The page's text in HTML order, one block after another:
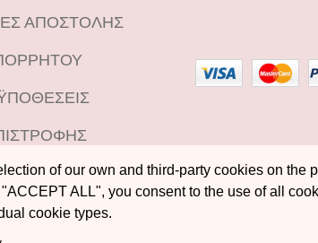
ΑΠΟΣΤΟΛΗΣ
of our own and third-party cookies on the
ALL", you consent to the use of all
cookie types.